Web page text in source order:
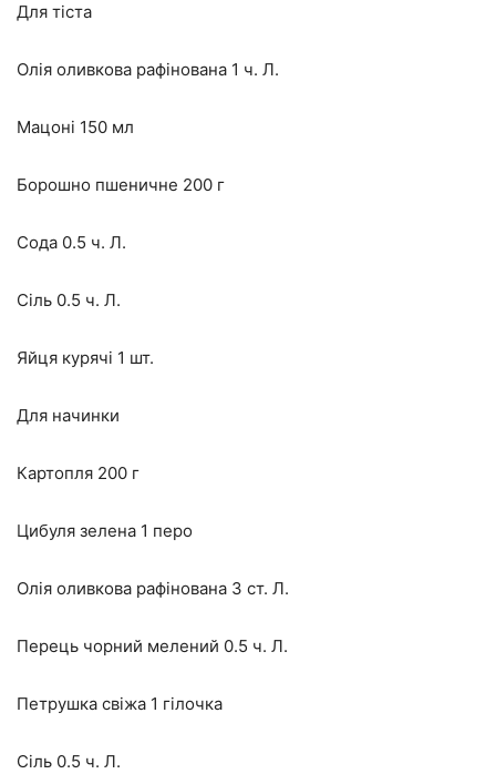
Для тіста
Олія оливкова рафінована 1 ч. Л.
Мацоні 150 мл
Борошно пшеничне 200 г
Сода 0.5 ч. Л.
Сіль 0.5 ч. Л.
Яйця курячі 1 шт.
Для начинки
Картопля 200 г
Цибуля зелена 1 перо
Олія оливкова рафінована 3 ст. Л.
Перець чорний мелений 0.5 ч. Л.
Петрушка свіжа 1 гілочка
Сіль 0.5 ч. Л.